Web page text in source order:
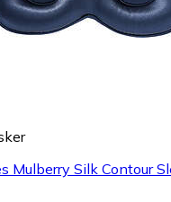
Mulberry Silk Contour